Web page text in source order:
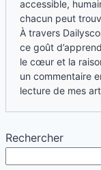
accessible,
chacun peut
À travers
ce goût
le cœur et la
un commentaire
lecture de mes
Rechercher